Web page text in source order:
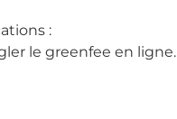
:
le greenfee en ligne.